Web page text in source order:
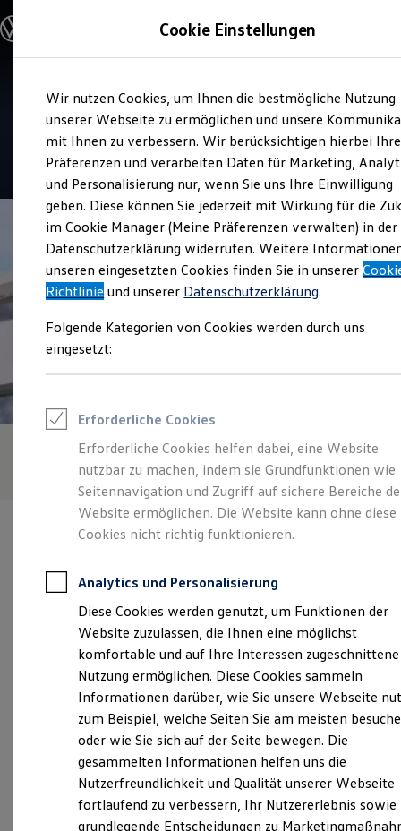
Hauptinhalt
springen
Footer
springen
Modelle & Konfigurator
Nutzfahrzeugkategorien entdecken
Modelle konfigurieren
Vorgängermodelle und Oldtimer
Vorgängermodelle
Oldtimer
Bulli Historie
Branchenlösungen & Gewerbekunden
Umbaulösungen und Hersteller finden
Auf- und Umbauten entdecken & konfigurieren
Groß- und Sonderkunden
Großkunden
Kommunen & Behörden
Journalisten
Sportvereine
Branchenlösungen
Gewerbliche Personenbeförderung
Service & mobile Werkstätten
Menschen mit Behinderung
Rettungsdienste
ONE Business ID Vorteile
Fahrzeugsuche & Marktplatz
Fahrzeugsuche
Fahrzeuge online kaufen
Digitaler Marktplatz
Kauf & Finanzierung
Online-Fahrzeugbewertung
Für Privatkunden
Für Gewerbekunden
Profi Paket
TopDeal
Gebrauchtwagen
ProfiPartner für Gebrauchtwagen
Zertifizierte Gebrauchtwagen
Finanzierung
Für Privatkunden
Für Gewerbekunden
Leasing
Für Privatkunden
Für Gewerbekunden
Versicherungen & Garantien
Garantien
Service
Autohaus Herfurtner
Verantwortlich für die Inhalte auf dieser Seite ist die Autohaus
Herfurtner GmbH - Co. KG Impressum & Rechtliches)
Niederrheinstraße 212, 40474 Düsseldorf
Montag-Freitag 07:00-18:30 Uhr
Samstag
09:00 -13:00 Uhr
Cookie Einstellungen
Wir nutzen Cookies, um Ihnen die bestmögliche Nutzung
unserer Webseite zu ermöglichen und unsere
mit Ihnen zu verbessern. Wir berücksichtigen hierbei Ihre
Präferenzen und verarbeiten Daten für Marketing,
und Personalisierung nur, wenn Sie uns Ihre Einwilligung
geben. Diese können Sie jederzeit mit Wirkung für die
im Cookie Manager (Meine Präferenzen verwalten) in der
Datenschutzerklärung widerrufen. Weitere
unseren eingesetzten Cookies finden Sie in unserer
Richtlinie und unserer Datenschutzerklärung.
Folgende Kategorien von Cookies werden durch uns
eingesetzt:
Erforderliche Cookies
Erforderliche Cookies helfen dabei, eine Website
nutzbar zu machen, indem sie Grundfunktionen wie
Seitennavigation und Zugriff auf sichere Bereiche
Website ermöglichen. Die Website kann ohne diese
Cookies nicht richtig funktionieren.
Analytics und Personalisierung
Diese Cookies werden genutzt, um Funktionen der
Website zuzulassen, die Ihnen eine möglichst
komfortable und auf Ihre Interessen zugeschnittene
Nutzung ermöglichen. Diese Cookies sammeln
Informationen darüber, wie Sie unsere Webseite
zum Beispiel, welche Seiten Sie am meisten
oder wie Sie sich auf der Seite bewegen. Die
gesammelten Informationen helfen uns die
Nutzerfreundlichkeit und Qualität unserer Webseite
fortlaufend zu verbessern, Ihr Nutzererlebnis sowie
grundlegende Entscheidungen zu